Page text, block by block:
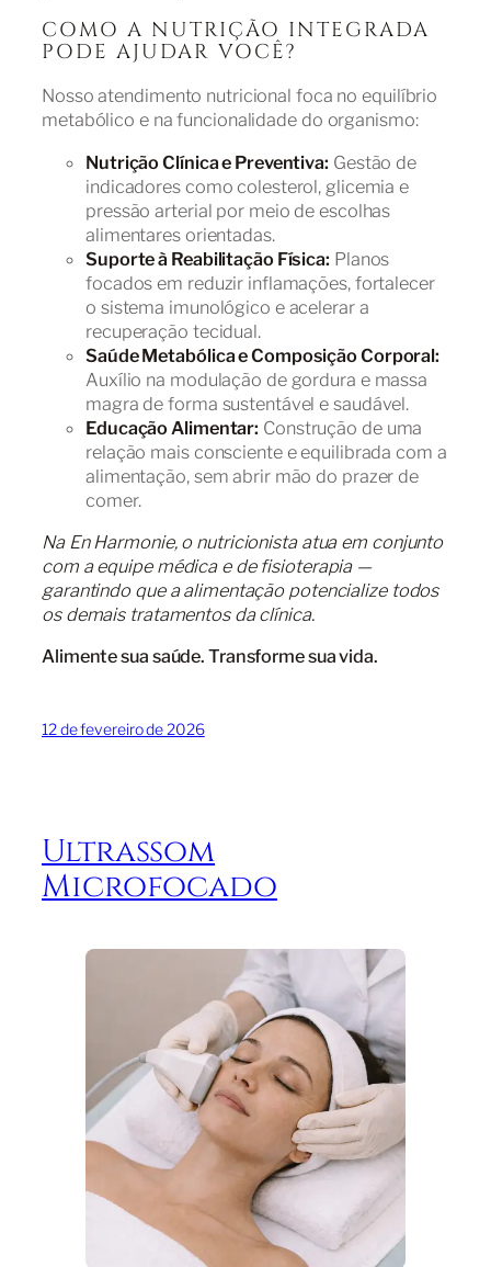
COMO A NUTRIÇÃO INTEGRADA
PODE AJUDAR VOCÊ?
Nosso atendimento nutricional foca no equilíbrio
metabólico e na funcionalidade do organismo:
Nutrição Clínica e Preventiva: Gestão de
indicadores como colesterol, glicemia e
pressão arterial por meio de escolhas
alimentares orientadas.
Suporte à Reabilitação Física: Planos
focados em reduzir inflamações, fortalecer
o sistema imunológico e acelerar a
recuperação tecidual.
Saúde Metabólica e Composição Corporal:
Auxílio na modulação de gordura e massa
magra de forma sustentável e saudável.
Educação Alimentar: Construção de uma
relação mais consciente e equilibrada com a
alimentação, sem abrir mão do prazer de
comer.
Na En Harmonie, o nutricionista atua em conjunto
com a equipe médica e de fisioterapia —
garantindo que a alimentação potencialize todos
os demais tratamentos da clínica.
Alimente sua saúde. Transforme sua vida.
12 de fevereiro de 2026
Ultrassom
Microfocado